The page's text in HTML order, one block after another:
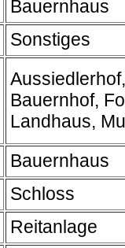
Bauernhaus
Sonstiges
Bauernhof,
Landhaus,
Bauernhaus
Schloss
Reitanlage